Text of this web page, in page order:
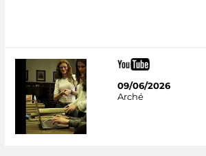
09/06/2026
Arché